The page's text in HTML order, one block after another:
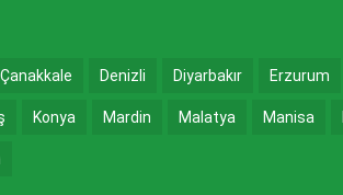
Çanakkale Denizli Diyarbakır Erzurum
Konya Mardin Malatya Manisa